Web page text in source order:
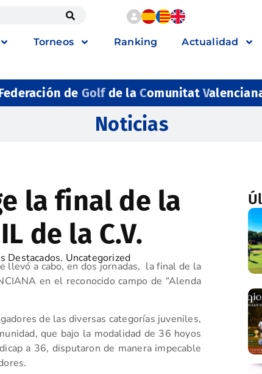
Torneos Ranking Actualidad
de Golfde la ComunitatV
Noticias
la final de la
de la C.V.
Destacados, Uncategorized
llevó a cabo, en dos jornadas, la final de la
en el reconocido campo de “Alenda
de las diversas categorías juveniles,
que bajo la modalidad de 36 hoyos
a 36, disputaron de manera impecable